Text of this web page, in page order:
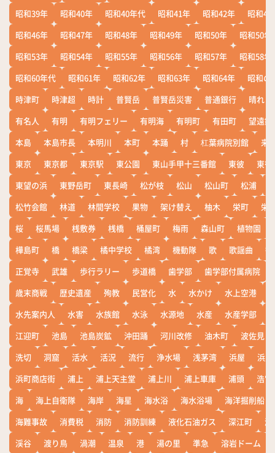
昭和39年
昭和40年 昭和40年代 昭和41年 昭和42年
昭和43
昭和46年
昭和47年 昭和48年 昭和49年 昭和50年
昭和50年
昭和53年
昭和54年 昭和55年 昭和56年 昭和57年
昭和58年
昭和60年代
昭和61年 昭和62年 昭和63年 昭和64年
昭和の
時津町
時津超 時計 普賢岳 普賢岳災害 普通銀行
晴れ
有名人
有明 有明フェリー 有明海 有明町 有田町
望遠鏡
本島
本島市長 本明川 本町 本踊 村 杠葉病院別館
来
東京
東京都 東京駅 東公園 東山手甲十三番館 東彼
東彼
東望の浜
東野岳町 東長崎 松が枝 松山 松山町 松浦
松竹会館
林道 林間学校 果物 架け替え 柚木 栄町
栄
桜
桜馬場 桟敷券 桟橋 桶屋町 梅雨 森山町 植物園
樺島町
橋 橋梁 橘中学校 橘湾 機動隊 歌 歌謡曲
正覚寺
武雄 歩行ラリー 歩道橋 歯学部 歯学部付属病院
歳末商戦
歴史遺産 殉教 民営化 水 水かけ 水上空港
水先案内人
水害 水族館 水泳 水源地 水産 水産学部
江迎町
池島 池島炭鉱 沖田踊 河川改修 油木町
波佐見
洗切
洞窟 活水 活況 流行 浄水場 浅茅湾 浜屋
浜
浜町商店街
浦上 浦上天主堂 浦上川 浦上車庫 浦頭
浩宮
海
海上自衛隊 海岸 海星 海水浴 海水浴場
海洋掘削船
海難事故
消費税 消防 消防訓練 液化石油ガス 深江町
淵
渓谷
渡り鳥 渦潮 温泉 港 湯の里 準急 溶岩ドーム